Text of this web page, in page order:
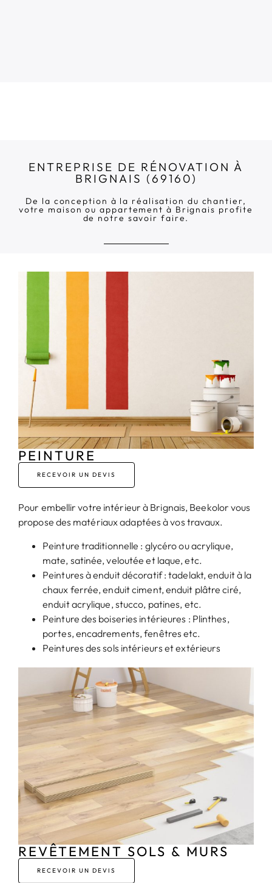
ENTREPRISE DE RÉNOVATION À
BRIGNAIS (69160)
De la conception à la réalisation du chantier,
votre maison ou appartement à Brignais profite
de notre savoir faire.
PEINTURE
RECEVOIR UN DEVIS
Pour embellir votre intérieur à Brignais, Beekolor vous
propose des matériaux adaptées à vos travaux.
Peinture traditionnelle : glycéro ou acrylique,
mate, satinée, veloutée et laque, etc.
Peintures à enduit décoratif : tadelakt, enduit à la
chaux ferrée, enduit ciment, enduit plâtre ciré,
enduit acrylique, stucco, patines, etc.
Peinture des boiseries intérieures : Plinthes,
portes, encadrements, fenêtres etc.
Peintures des sols intérieurs et extérieurs
REVÊTEMENT SOLS & MURS
RECEVOIR UN DEVIS